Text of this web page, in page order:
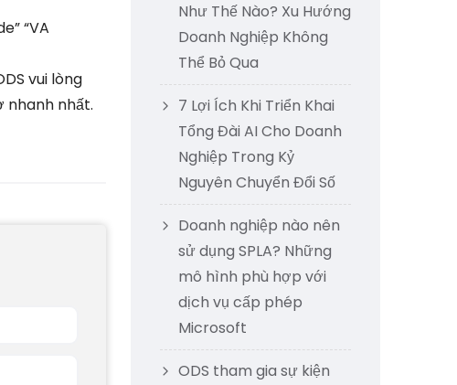
“VA
vui lòng
nhanh nhất.
Như Thế Nào? Xu Hướng
Doanh Nghiệp Không
Thể Bỏ Qua
7 Lợi Ích Khi Triển Khai
Tổng Đài AI Cho Doanh
Nghiệp Trong Kỷ
Nguyên Chuyển Đổi Số
Doanh nghiệp nào nên
sử dụng SPLA? Những
mô hình phù hợp với
dịch vụ cấp phép
Microsoft
ODS tham gia sự kiện